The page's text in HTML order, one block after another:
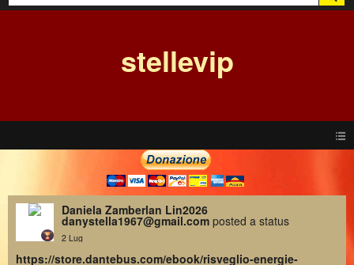
stellevip
Daniela Zamberlan Lin2026
danystella1967@gmail.com posted a status
2 Lug
https://store.dantebus.com/ebook/risveglio-energie-